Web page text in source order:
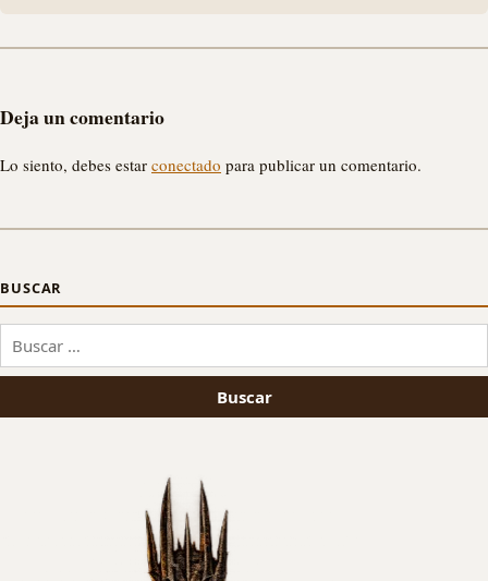
Deja un comentario
Lo siento, debes estar conectado para publicar un comentario.
BUSCAR
Buscar: